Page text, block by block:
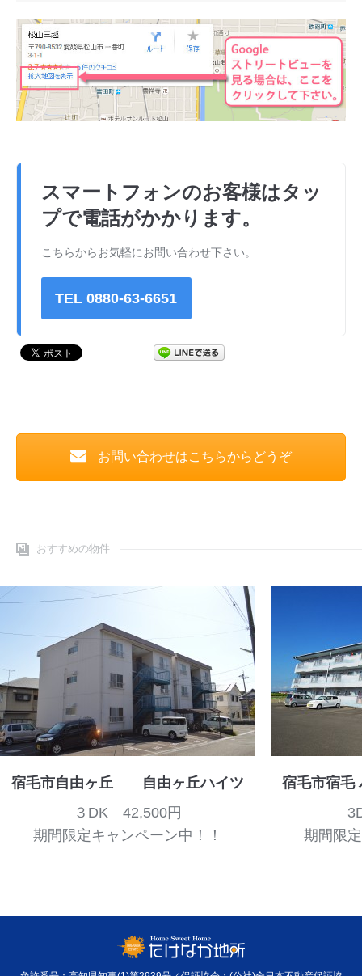
スマートフォンのお客様はタッ
プで電話がかかります。
こちらからお気軽にお問い合わせ下さい。
TEL 0880-63-6651
お問い合わせはこちらからどうぞ
おすすめの物件
宿毛市自由ヶ丘 自由ヶ丘ハイツ
３DK 42,500円
期間限定キャンペーン中！！
宿毛市宿毛
期間限